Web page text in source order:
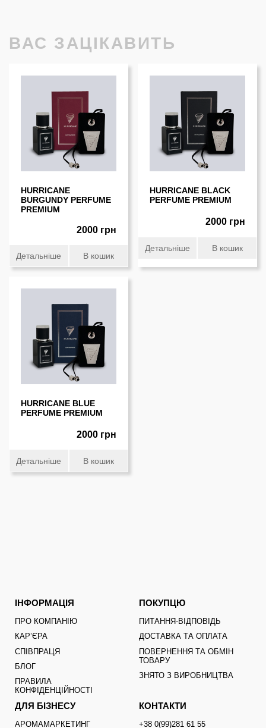
ВАС ЗАЦІКАВИТЬ
HURRICANE
BURGUNDY PERFUME
PREMIUM
2000 грн
Детальніше В кошик
HURRICANE BLACK
PERFUME PREMIUM
2000 грн
Детальніше В кошик
HURRICANE BLUE
PERFUME PREMIUM
2000 грн
Детальніше В кошик
ІНФОРМАЦІЯ
ПРО КОМПАНІЮ
КАРʼЄРА
СПІВПРАЦЯ
БЛОГ
ПРАВИЛА
КОНФІДЕНЦІЙНОСТІ
ПОКУПЦЮ
ПИТАННЯ-ВІДПОВІДЬ
ДОСТАВКА ТА ОПЛАТА
ПОВЕРНЕННЯ ТА ОБМІН
ТОВАРУ
ЗНЯТО З ВИРОБНИЦТВА
ДЛЯ БІЗНЕСУ
АРОМАМАРКЕТИНГ
КОНТАКТИ
+38 0(99)281 61 55